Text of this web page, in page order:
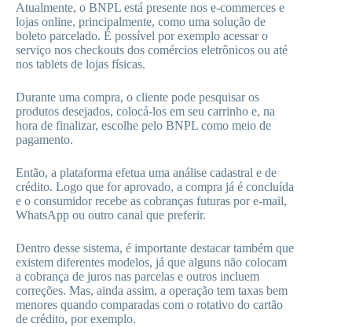
Atualmente, o BNPL está presente nos e-commerces e
lojas online, principalmente, como uma solução de
boleto parcelado. É possível por exemplo acessar o
serviço nos checkouts dos comércios eletrônicos ou até
nos tablets de lojas físicas.
Durante uma compra, o cliente pode pesquisar os
produtos desejados, colocá-los em seu carrinho e, na
hora de finalizar, escolhe pelo BNPL como meio de
pagamento.
Então, a plataforma efetua uma análise cadastral e de
crédito. Logo que for aprovado, a compra já é concluída
e o consumidor recebe as cobranças futuras por e-mail,
WhatsApp ou outro canal que preferir.
Dentro desse sistema, é importante destacar também que
existem diferentes modelos, já que alguns não colocam
a cobrança de juros nas parcelas e outros incluem
correções. Mas, ainda assim, a operação tem taxas bem
menores quando comparadas com o rotativo do cartão
de crédito, por exemplo.